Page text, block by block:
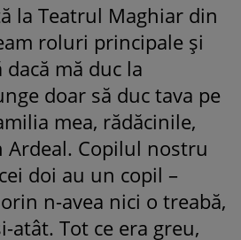
la Teatrul Maghiar din
roluri principale și
mă duc la
doar să duc tava pe
mea, rădăcinile,
Copilul nostru
doi au un copil –
n-avea nici o treabă,
atât. Tot ce era greu,